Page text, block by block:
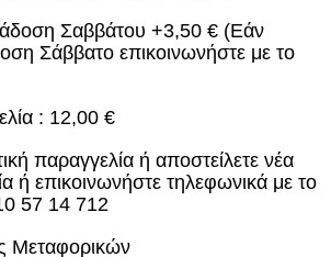
Σαββάτου +3,50 € (Εάν
Σάββατο επικοινωνήστε με το
: 12,00 €
παραγγελία ή αποστείλετε νέα
ή επικοινωνήστε τηλεφωνικά με το
57 14 712
Μεταφορικών